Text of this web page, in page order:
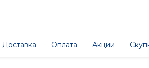
Доставка Оплата Акции